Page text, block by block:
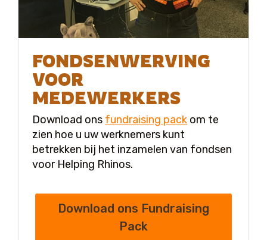
FONDSENWERVING
VOOR
MEDEWERKERS
Download ons fundraising pack om te
zien hoe u uw werknemers kunt
betrekken bij het inzamelen van fondsen
voor Helping Rhinos.
Download ons Fundraising
Pack